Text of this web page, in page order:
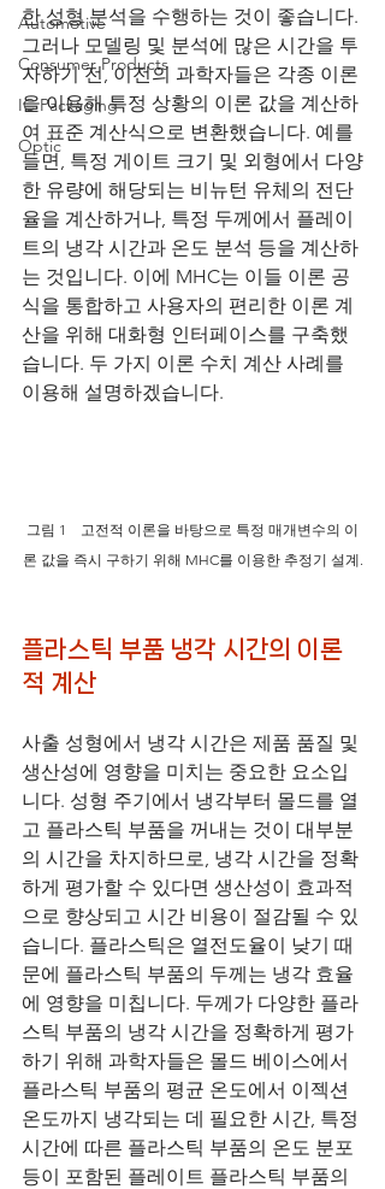
Automotive
Consumer Products
IC Packaging
Optic
한 성형 분석을 수행하는 것이 좋습니다.
그러나 모델링 및 분석에 많은 시간을 투
자하기 전, 이전의 과학자들은 각종 이론
을 이용해 특정 상황의 이론 값을 계산하
여 표준 계산식으로 변환했습니다. 예를
들면, 특정 게이트 크기 및 외형에서 다양
한 유량에 해당되는 비뉴턴 유체의 전단
율을 계산하거나, 특정 두께에서 플레이
트의 냉각 시간과 온도 분석 등을 계산하
는 것입니다. 이에 MHC는 이들 이론 공
식을 통합하고 사용자의 편리한 이론 계
산을 위해 대화형 인터페이스를 구축했
습니다. 두 가지 이론 수치 계산 사례를
이용해 설명하겠습니다.
그림 1　고전적 이론을 바탕으로 특정 매개변수의 이
론 값을 즉시 구하기 위해 MHC를 이용한 추정기 설계.
플라스틱 부품 냉각 시간의 이론
적 계산
사출 성형에서 냉각 시간은 제품 품질 및
생산성에 영향을 미치는 중요한 요소입
니다. 성형 주기에서 냉각부터 몰드를 열
고 플라스틱 부품을 꺼내는 것이 대부분
의 시간을 차지하므로, 냉각 시간을 정확
하게 평가할 수 있다면 생산성이 효과적
으로 향상되고 시간 비용이 절감될 수 있
습니다. 플라스틱은 열전도율이 낮기 때
문에 플라스틱 부품의 두께는 냉각 효율
에 영향을 미칩니다. 두께가 다양한 플라
스틱 부품의 냉각 시간을 정확하게 평가
하기 위해 과학자들은 몰드 베이스에서
플라스틱 부품의 평균 온도에서 이젝션
온도까지 냉각되는 데 필요한 시간, 특정
시간에 따른 플라스틱 부품의 온도 분포
등이 포함된 플레이트 플라스틱 부품의